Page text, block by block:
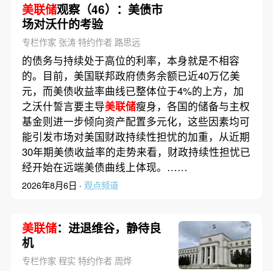
美联储观察（46）：美债市
场对沃什的考验
专栏作家 张涛 特约作者 路思远
的债务与持续处于高位的利率，本身就是不相容
的。目前，美国联邦政府债务余额已近40万亿美
元，而美债收益率曲线已整体位于4%的上方，加
之沃什誓言要主导美联储瘦身，各国的储备与主权
基金则进一步倾向资产配置多元化，这些因素均可
能引发市场对美国财政持续性担忧的加重，从近期
30年期美债收益率的走势来看，财政持续性担忧已
经开始在远端美债曲线上体现。……
2026年8月6日 · 观点频道
美联储：进退维谷，静待良
机
专栏作家 程实 特约作者 周烨